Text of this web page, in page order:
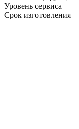
Уровень сервиса
Срок изготовления